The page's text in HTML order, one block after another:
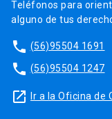
Teléfonos para
alguno de tus
phone (56)95504 1691
phone (56)95504 1247
launch Ir a la Oficina de